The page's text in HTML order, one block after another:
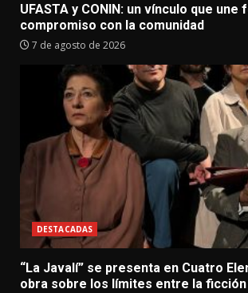
UFASTA y CONIN: un vínculo que une
compromiso con la comunidad
7 de agosto de 2026
DESTACADAS
“La Javalí” se presenta en Cuatro
obra sobre los límites entre la ficción